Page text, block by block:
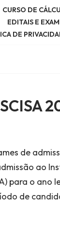
CURSO DE
EDITAIS E
DE
de
ao
para o ano
de